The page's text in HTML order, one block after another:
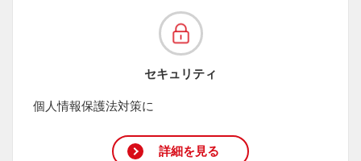
セキュリティ
個人情報保護法対策に
詳細を見る